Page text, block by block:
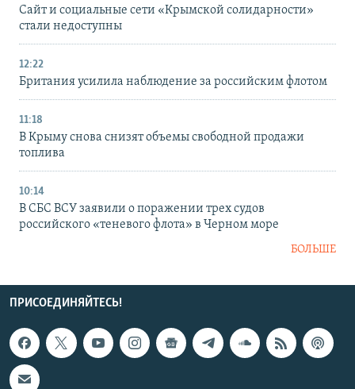
Сайт и социальные сети «Крымской солидарности»
стали недоступны
12:22
Британия усилила наблюдение за российским флотом
11:18
В Крыму снова снизят объемы свободной продажи
топлива
10:14
В СБС ВСУ заявили о поражении трех судов
российского «теневого флота» в Черном море
БОЛЬШЕ
ПРИСОЕДИНЯЙТЕСЬ!